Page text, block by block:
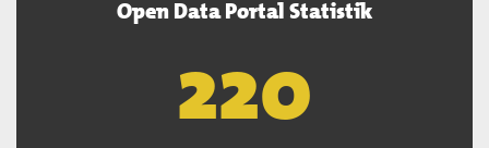
Open Data Portal Statistik
221